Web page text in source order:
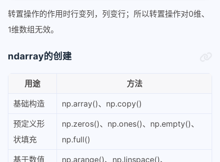
转置操作的作用时行变列，列变行；所以转置操作对0维、
1维数组无效。
ndarray的创建
用途 方法
基础构造 np.array()、np.copy()
预定义形
状填充
np.zeros()、np.ones()、np.empty()、
np.full()
基于数值
np.arange()、np.linspace()、